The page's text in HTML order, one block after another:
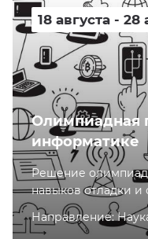
18 августа - 28
Олимпиадная
информатике
Решение
навыков отладки
Направление: